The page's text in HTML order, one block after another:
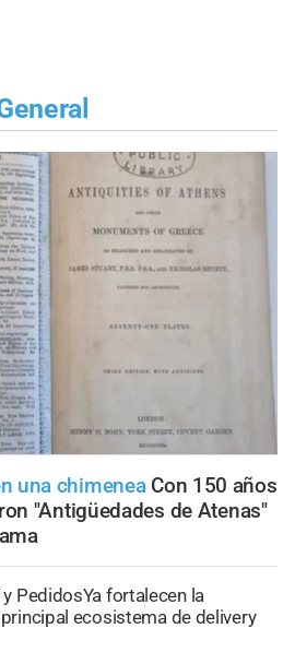
una chimenea Con 150 años
"Antigüedades de Atenas"
y PedidosYa fortalecen la
ecosistema de delivery